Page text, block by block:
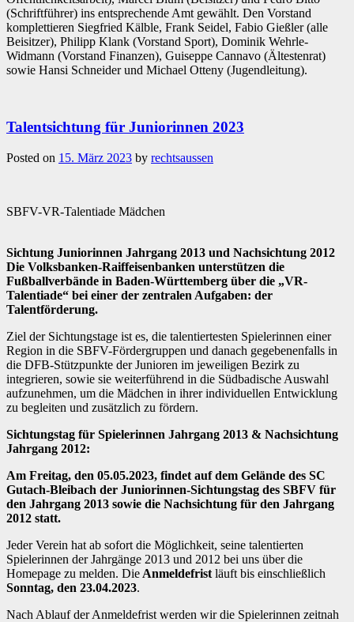
(Schriftführer) ins entsprechende Amt gewählt. Den Vorstand
komplettieren Siegfried Kälble, Frank Seidel, Fabio Gießler (alle
Beisitzer), Philipp Klank (Vorstand Sport), Dominik Wehrle-
Widmann (Vorstand Finanzen), Guiseppe Cannavo (Ältestenrat)
sowie Hansi Schneider und Michael Otteny (Jugendleitung).
Talentsichtung für Juniorinnen 2023
Posted on 15. März 2023 by rechtsaussen
SBFV-VR-Talentiade Mädchen
Sichtung Juniorinnen Jahrgang 2013 und Nachsichtung 2012
Die Volksbanken-Raiffeisenbanken unterstützen die
Fußballverbände in Baden-Württemberg über die „VR-
Talentiade“ bei einer der zentralen Aufgaben: der
Talentförderung.
Ziel der Sichtungstage ist es, die talentiertesten Spielerinnen einer
Region in die SBFV-Fördergruppen und danach gegebenenfalls in
die DFB-Stützpunkte der Junioren im jeweiligen Bezirk zu
integrieren, sowie sie weiterführend in die Südbadische Auswahl
aufzunehmen, um die Mädchen in ihrer individuellen Entwicklung
zu begleiten und zusätzlich zu fördern.
Sichtungstag für Spielerinnen Jahrgang 2013 & Nachsichtung
Jahrgang 2012:
Am Freitag, den 05.05.2023, findet auf dem Gelände des SC
Gutach-Bleibach der Juniorinnen-Sichtungstag des SBFV für
den Jahrgang 2013 sowie die Nachsichtung für den Jahrgang
2012 statt.
Jeder Verein hat ab sofort die Möglichkeit, seine talentierten
Spielerinnen der Jahrgänge 2013 und 2012 bei uns über die
Homepage zu melden. Die Anmeldefrist läuft bis einschließlich
Sonntag, den 23.04.2023.
Nach Ablauf der Anmeldefrist werden wir die Spielerinnen zeitnah